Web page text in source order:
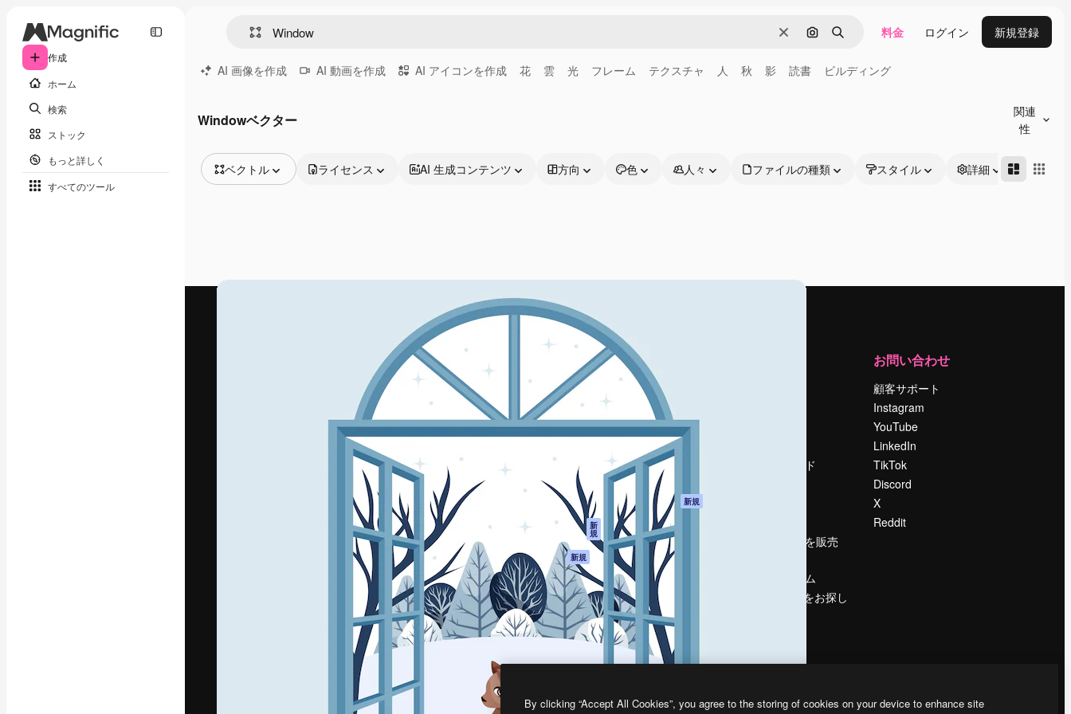
作成
ホーム
検索
ストック
もっと詳しく
すべてのツール
消去 画像で検索
検索 料金 ログイン 新規登録
AI 画像を作成 AI 動画を作成 AI アイコンを作成 花 雲 光 フレーム テクスチャ 人 秋 影 読書 ビルディング
Windowベクター
関連
性
ベクトル
動画
ライセンス AI 生成コンテンツ 方向 色 人々 ファイルの種類 スタイル 詳細
最高のクリエイティブ制作を導くためのプラ
ットフォーム。クリエイター、企業、代理
店、スタジオを含む100万人以上が利用して
AI アシスタント
AI 画像生成ツール
AI 音声合成ツール
ストックコンテン
Claude/ChatGPT 新
規
エージェント 新規
API
モバイルアプリ
すべてのMagnificツ
ール
はじめに
Academy
ドキュメント
サポート
利用規約
プライバシーポリ
シー
オリジナル
新規
クッキーポリシー
トラストセンター
アフィリエイト
法人向け
検索トレンド
コンテンツを販売
プレスルーム
magnific.aiをお探し
お問い合わせ
顧客サポート
Instagram
YouTube
LinkedIn
TikTok
Discord
X
Reddit
2026 Freepik Company S.L.U.無断複写・転載を禁じます
By clicking “Accept All Cookies”, you agree to the storing of cookies on your device to enhance site